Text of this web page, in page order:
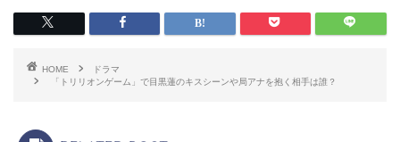
HOME
ドラマ
「トリリオンゲーム」で目黒蓮のキスシーンや局アナを抱く相手は誰？